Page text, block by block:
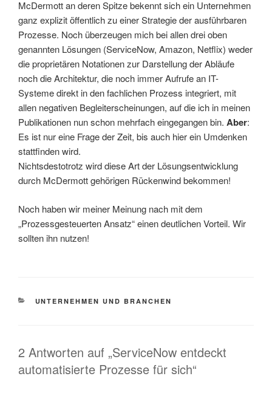
McDermott an deren Spitze bekennt sich ein Unternehmen
ganz explizit öffentlich zu einer Strategie der ausführbaren
Prozesse. Noch überzeugen mich bei allen drei oben
genannten Lösungen (ServiceNow, Amazon, Netflix) weder
die proprietären Notationen zur Darstellung der Abläufe
noch die Architektur, die noch immer Aufrufe an IT-
Systeme direkt in den fachlichen Prozess integriert, mit
allen negativen Begleiterscheinungen, auf die ich in meinen
Publikationen nun schon mehrfach eingegangen bin. Aber:
Es ist nur eine Frage der Zeit, bis auch hier ein Umdenken
stattfinden wird.
Nichtsdestotrotz wird diese Art der Lösungsentwicklung
durch McDermott gehörigen Rückenwind bekommen!
Noch haben wir meiner Meinung nach mit dem
„Prozessgesteuerten Ansatz“ einen deutlichen Vorteil. Wir
sollten ihn nutzen!
KATEGORIEN
UNTERNEHMEN UND BRANCHEN
2 Antworten auf „ServiceNow entdeckt
automatisierte Prozesse für sich“